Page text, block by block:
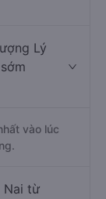
Lý
vào lúc
Nai từ